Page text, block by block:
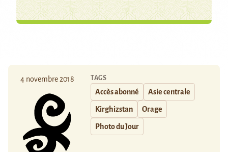
4 novembre 2018 TAGS
Accès abonné Asie centrale
Kirghizstan Orage
Photo du Jour